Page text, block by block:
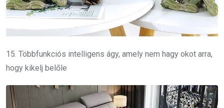
15. Többfunkciós intelligens ágy, amely nem hagy okot arra,
hogy kikelj belőle